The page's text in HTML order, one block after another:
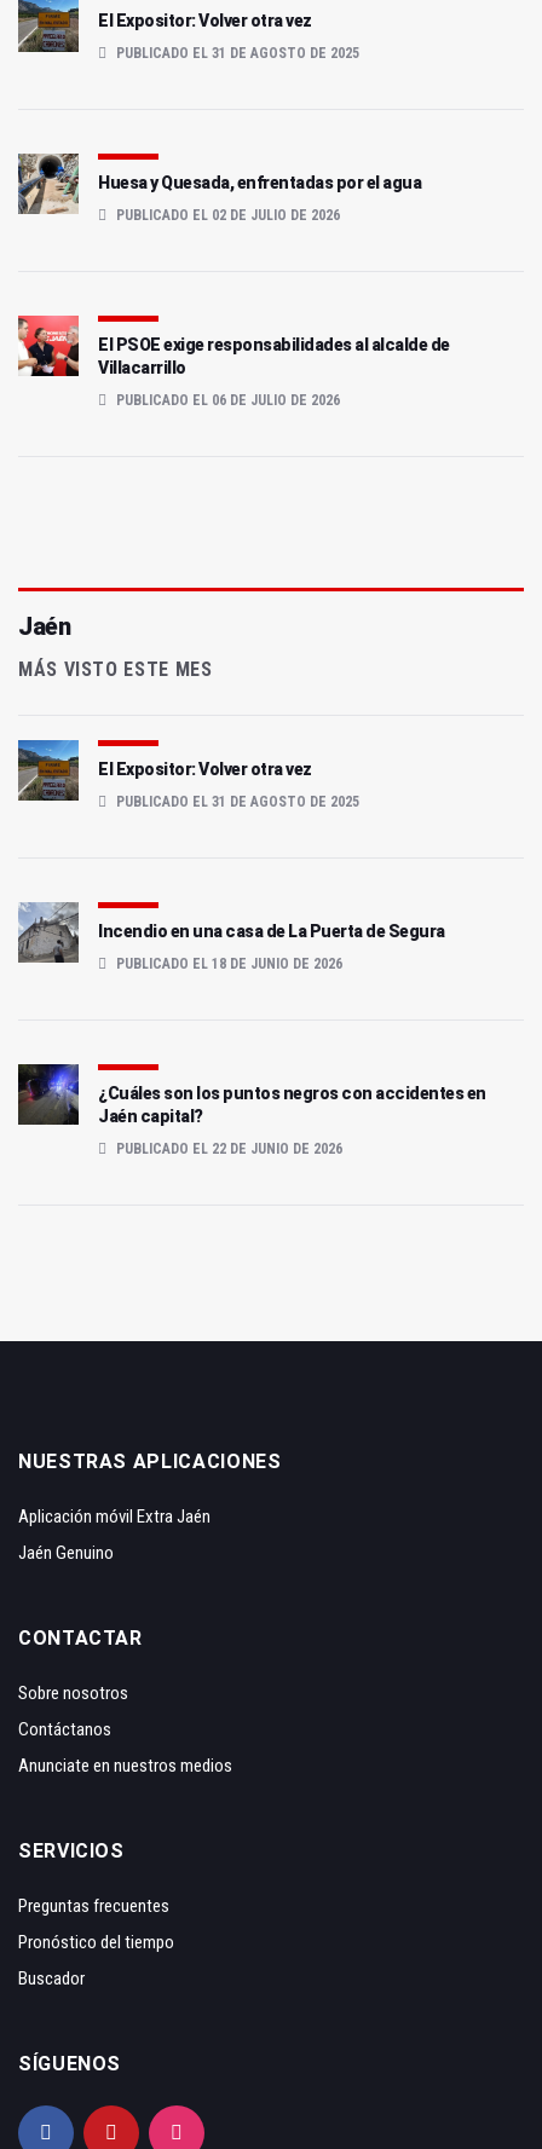
El Expositor: Volver otra vez
PUBLICADO EL 31 DE AGOSTO DE 2025
Huesa y Quesada, enfrentadas por el agua
PUBLICADO EL 02 DE JULIO DE 2026
El PSOE exige responsabilidades al alcalde de
Villacarrillo
PUBLICADO EL 06 DE JULIO DE 2026
Jaén
MÁS VISTO ESTE MES
El Expositor: Volver otra vez
PUBLICADO EL 31 DE AGOSTO DE 2025
Incendio en una casa de La Puerta de Segura
PUBLICADO EL 18 DE JUNIO DE 2026
¿Cuáles son los puntos negros con accidentes en
Jaén capital?
PUBLICADO EL 22 DE JUNIO DE 2026
NUESTRAS APLICACIONES
Aplicación móvil Extra Jaén
Jaén Genuino
CONTACTAR
Sobre nosotros
Contáctanos
Anunciate en nuestros medios
SERVICIOS
Preguntas frecuentes
Pronóstico del tiempo
Buscador
SÍGUENOS